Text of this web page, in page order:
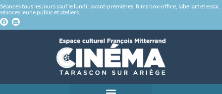
Séances tous les jours sauf le lundi : avant-premières, films box-office, label art et essai,
séances jeune public et ateliers.